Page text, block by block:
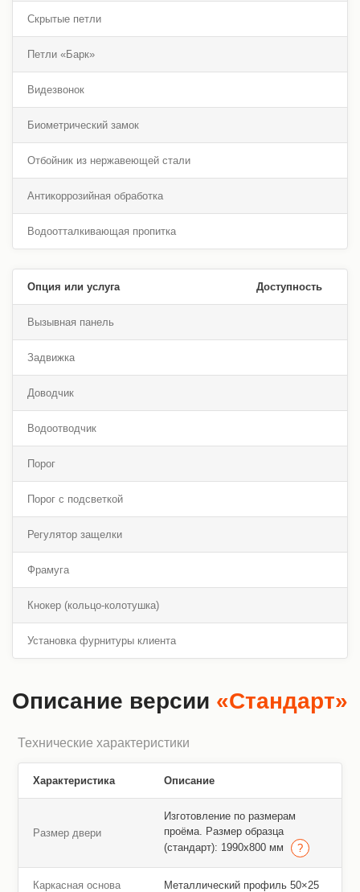
Скрытые петли
Петли «Барк»
Видезвонок
Биометрический замок
Отбойник из нержавеющей стали
Антикоррозийная обработка
Водоотталкивающая пропитка
Опция или услуга Доступность
Вызывная панель
Задвижка
Доводчик
Водоотводчик
Порог
Порог с подсветкой
Регулятор защелки
Фрамуга
Кнокер (кольцо-колотушка)
Установка фурнитуры клиента
Описание версии «Стандарт»
Технические характеристики
Характеристика Описание
Размер двери
Изготовление по размерам
проёма. Размер образца
(стандарт): 1990х800 мм
Каркасная основа
Металлический профиль 50×25